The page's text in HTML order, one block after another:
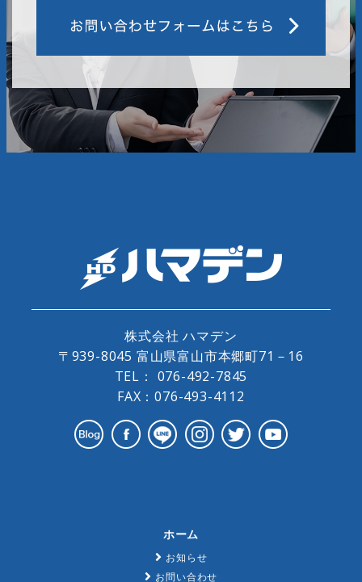
株式会社 ハマデン
〒939-8045 富山県富山市本郷町71－16
TEL： 076-492-7845
FAX：076-493-4112
ホーム
お知らせ
お問い合わせ